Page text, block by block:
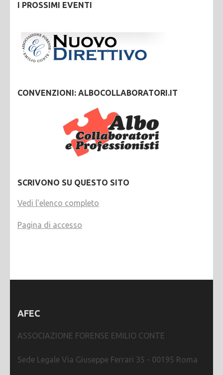
I PROSSIMI EVENTI
CONVENZIONI: ALBOCOLLABORATORI.IT
SCRIVONO SU QUESTO SITO
Vedi l'elenco completo
Pagina di accesso
AFEC
ASSOCIAZIONE FORENSE EMILIO CONTE
Sede Legale Via Giuseppe Ferrari 35 - 00195 Roma